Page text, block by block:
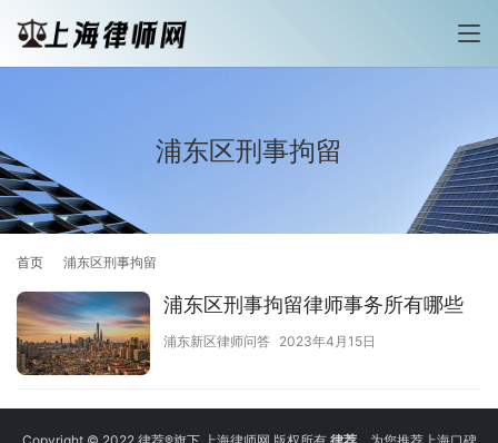
浦东区刑事拘留
首页 浦东区刑事拘留
浦东区刑事拘留律师事务所有哪些
浦东新区律师问答 2023年4月15日